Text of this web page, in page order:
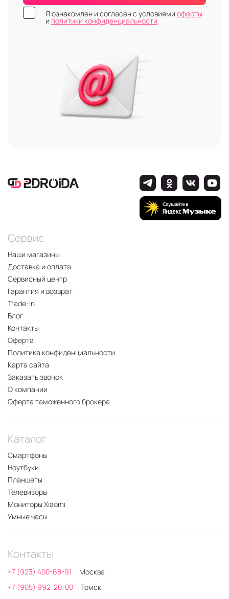
Я ознакомлен и согласен с условиями оферты
и политики конфиденциальности
Сервис
Наши магазины
Доставка и оплата
Сервисный центр
Гарантия и возврат
Trade-In
Блог
Контакты
Оферта
Политика конфиденциальности
Карта сайта
Заказать звонок
О компании
Оферта таможенного брокера
Каталог
Смартфоны
Ноутбуки
Планшеты
Телевизоры
Мониторы Xiaomi
Умные часы
Контакты
+7 (923) 400-68-91
Москва
+7 (905) 992-20-00
Томск